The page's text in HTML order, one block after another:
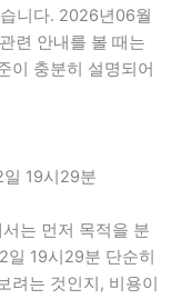
니다. 2026년06월
련 안내를 볼 때는
이 충분히 설명되어
19시29분
는 먼저 목적을 분
19시29분 단순히
려는 것인지, 비용이